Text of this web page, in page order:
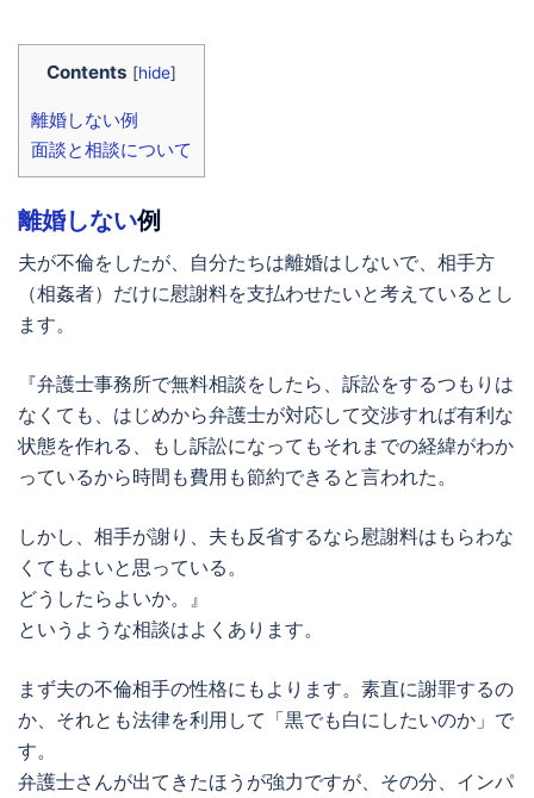
Contents [hide]
離婚しない例
面談と相談について
離婚しない例
夫が不倫をしたが、自分たちは離婚はしないで、相手方
（相姦者）だけに慰謝料を支払わせたいと考えているとし
ます。
『弁護士事務所で無料相談をしたら、訴訟をするつもりは
なくても、はじめから弁護士が対応して交渉すれば有利な
状態を作れる、もし訴訟になってもそれまでの経緯がわか
っているから時間も費用も節約できると言われた。
しかし、相手が謝り、夫も反省するなら慰謝料はもらわな
くてもよいと思っている。
どうしたらよいか。』
というような相談はよくあります。
まず夫の不倫相手の性格にもよります。素直に謝罪するの
か、それとも法律を利用して「黒でも白にしたいのか」で
す。
弁護士さんが出てきたほうが強力ですが、その分、インパ